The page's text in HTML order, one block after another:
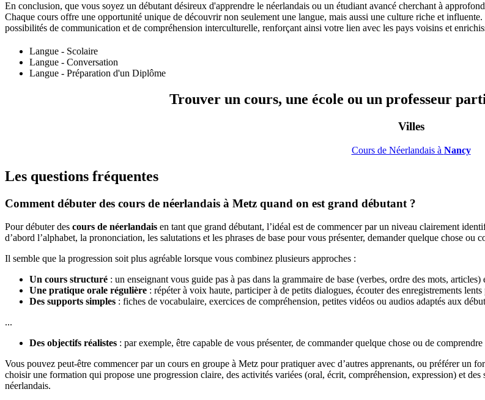
En conclusion, que vous soyez un débutant désireux d'apprendre le néerlandais ou un étudiant avancé cherchant à
Chaque cours offre une opportunité unique de découvrir non seulement une langue, mais aussi une culture riche et
possibilités de communication et de compréhension interculturelle, renforçant ainsi votre lien avec les pays voisins et
Langue - Scolaire
Langue - Conversation
Langue - Préparation d'un Diplôme
Trouver un cours, une école ou un professeur
Villes
Cours de Néerlandais à Nancy
Les questions fréquentes
Comment débuter des cours de néerlandais à Metz quand on est grand débutant ?
Pour débuter des cours de néerlandais en tant que grand débutant, l’idéal est de commencer par un niveau clairement
d’abord l’alphabet, la prononciation, les salutations et les phrases de base pour vous présenter, demander quelque chose ou
Il semble que la progression soit plus agréable lorsque vous combinez plusieurs approches :
Un cours structuré : un enseignant vous guide pas à pas dans la grammaire de base (verbes, ordre des mots,
Une pratique orale régulière : répéter à voix haute, participer à de petits dialogues, écouter des enregistrements
Des supports simples : fiches de vocabulaire, exercices de compréhension, petites vidéos ou audios adaptés aux
...
Des objectifs réalistes : par exemple, être capable de vous présenter, de commander quelque chose ou de
Vous pouvez peut-être commencer par un cours en groupe à Metz pour pratiquer avec d’autres apprenants, ou préférer un
choisir une formation qui propose une progression claire, des activités variées (oral, écrit, compréhension, expression) et
néerlandais.